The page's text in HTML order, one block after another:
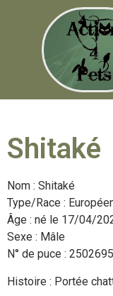
Shitaké
Nom : Shitaké
Type/Race :
Âge : né le 17/04/
Sexe : Mâle
N° de puce :
Histoire : Portée